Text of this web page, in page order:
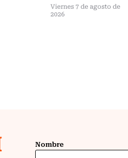
Viernes 7 de agosto de
2026